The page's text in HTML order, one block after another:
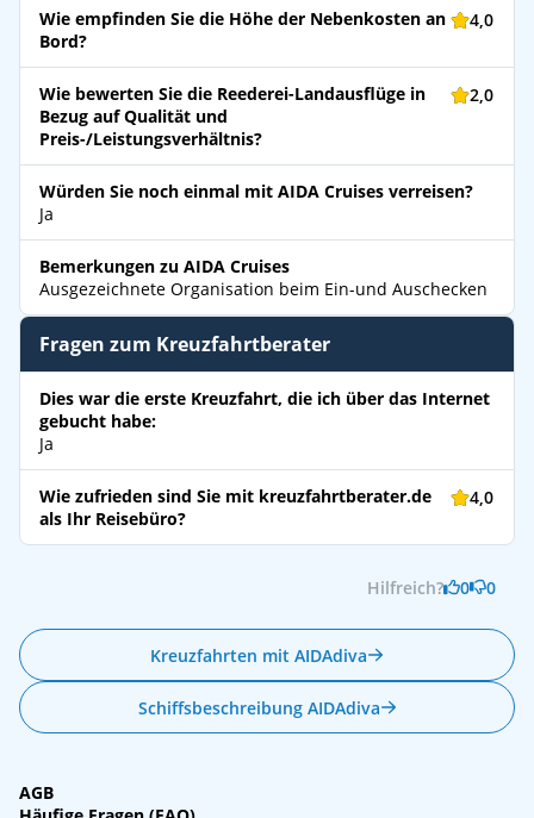
Wie empfinden Sie die Höhe der Nebenkosten an
Bord?
4,0
Wie bewerten Sie die Reederei-Landausflüge in
Bezug auf Qualität und
Preis-/Leistungsverhältnis?
2,0
Würden Sie noch einmal mit AIDA Cruises verreisen?
Ja
Bemerkungen zu AIDA Cruises
Ausgezeichnete Organisation beim Ein-und Auschecken
Fragen zum Kreuzfahrtberater
Dies war die erste Kreuzfahrt, die ich über das Internet
gebucht habe:
Ja
Wie zufrieden sind Sie mit kreuzfahrtberater.de
als Ihr Reisebüro?
4,0
Kreuzfahrten mit AIDAdiva
Schiffsbeschreibung AIDAdiva
Hilfreich? 0 0
AGB